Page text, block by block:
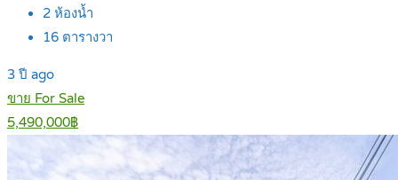
2 ห้องน้ำ
16 ตารางวา
3 ปี ago
ขาย For Sale
5,490,000฿